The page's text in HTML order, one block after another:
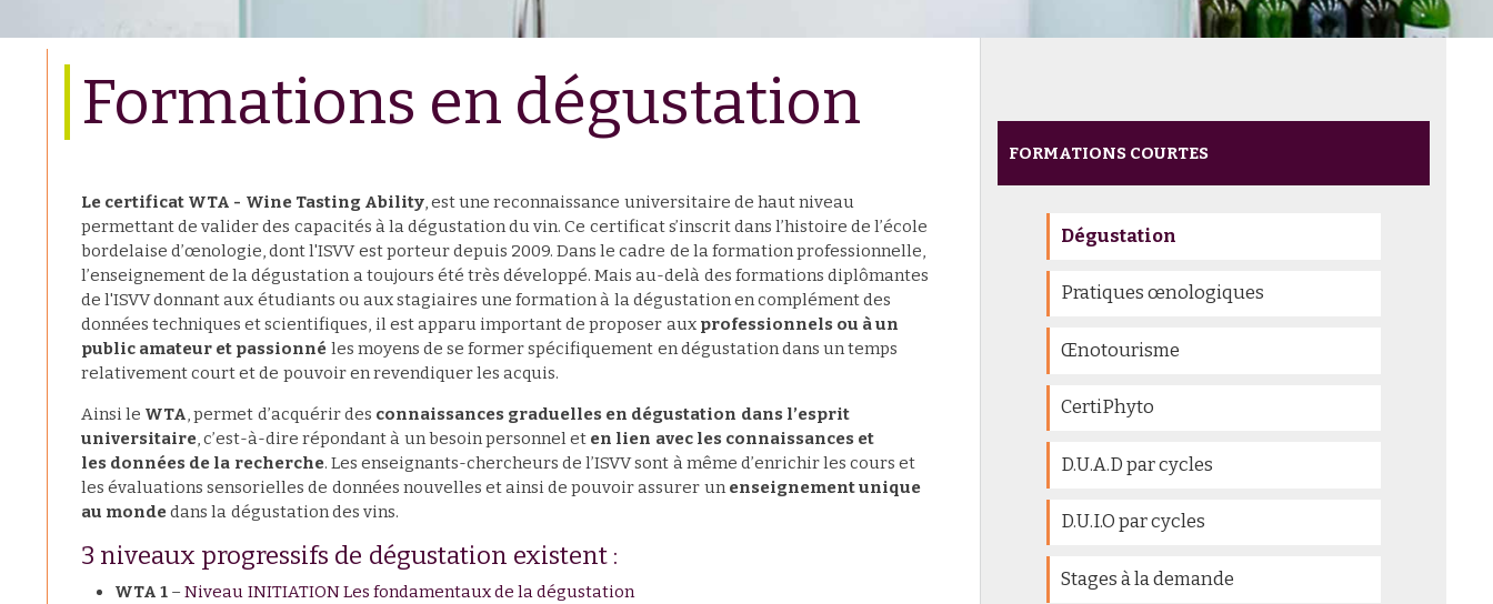
Formations en dégustation
Le certificat WTA - Wine Tasting Ability, est une reconnaissance universitaire de haut niveau
permettant de valider des capacités à la dégustation du vin. Ce certificat s’inscrit dans l’histoire de l’école
bordelaise d’œnologie, dont l'ISVV est porteur depuis 2009. Dans le cadre de la formation professionnelle,
l’enseignement de la dégustation a toujours été très développé. Mais au-delà des formations diplômantes
de l'ISVV donnant aux étudiants ou aux stagiaires une formation à la dégustation en complément des
données techniques et scientifiques, il est apparu important de proposer aux professionnels ou à un
public amateur et passionné les moyens de se former spécifiquement en dégustation dans un temps
relativement court et de pouvoir en revendiquer les acquis.
Ainsi le WTA, permet d’acquérir des connaissances graduelles en dégustation dans l’esprit
universitaire, c’est-à-dire répondant à un besoin personnel et en lien avec les connaissances et
les données de la recherche. Les enseignants-chercheurs de l’ISVV sont à même d’enrichir les cours et
les évaluations sensorielles de données nouvelles et ainsi de pouvoir assurer unenseignement unique
au mondedans la dégustation des vins.
3 niveaux progressifs de dégustation existent :
WTA 1 –Niveau INITIATION Les fondamentaux de la dégustation
FORMATIONS COURTES
Dégustation
Pratiques œnologiques
Œnotourisme
CertiPhyto
D.U.A.D par cycles
D.U.I.O par cycles
Stages à la demande